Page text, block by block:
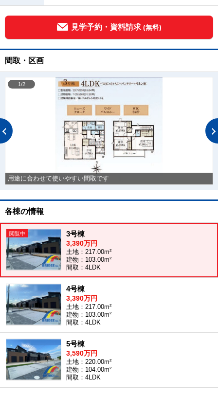
見学予約・資料請求 (無料)
間取・区画
用途に合わせて使いやすい間取です
1/2
各棟の情報
3号棟
3,390万円
土地：217.00m²
建物：103.00m²
間取：4LDK
4号棟
3,390万円
土地：217.00m²
建物：103.00m²
間取：4LDK
5号棟
3,590万円
土地：220.00m²
建物：104.00m²
間取：4LDK